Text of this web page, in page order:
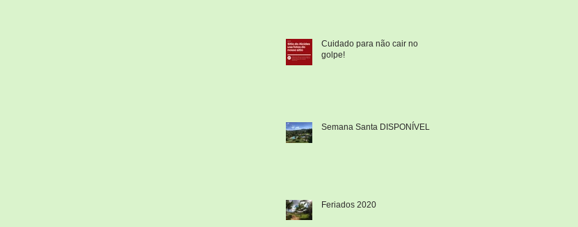
Cuidado para não cair no
golpe!
Semana Santa DISPONÍVEL
Feriados 2020